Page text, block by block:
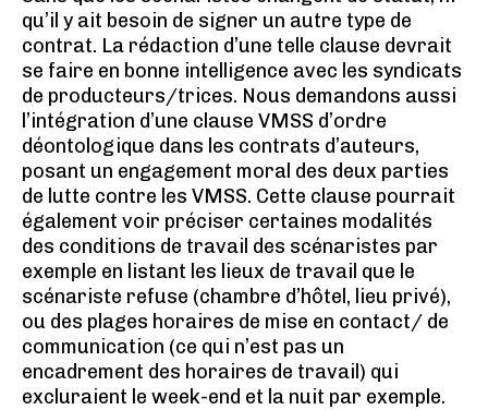
qu’il y ait besoin de signer un autre type de
contrat. La rédaction d’une telle clause devrait
se faire en bonne intelligence avec les syndicats
de producteurs/trices. Nous demandons aussi
l’intégration d’une clause VMSS d’ordre
déontologique dans les contrats d’auteurs,
posant un engagement moral des deux parties
de lutte contre les VMSS. Cette clause pourrait
également voir préciser certaines modalités
des conditions de travail des scénaristes par
exemple en listant les lieux de travail que le
scénariste refuse (chambre d’hôtel, lieu privé),
ou des plages horaires de mise en contact/ de
communication (ce qui n’est pas un
encadrement des horaires de travail) qui
excluraient le week-end et la nuit par exemple.